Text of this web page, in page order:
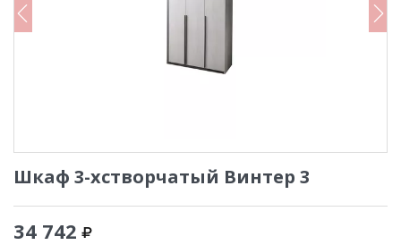
Шкаф 3-хстворчатый Винтер 3
34 742